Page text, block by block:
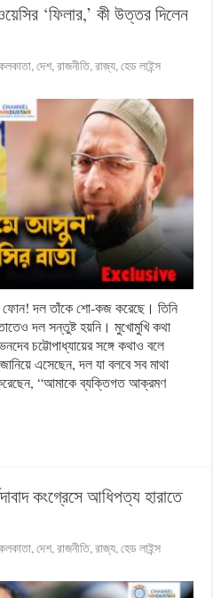
‘ফিলার,’ কী উত্তর দিলেন
,দেশ,রাজনীতি,রাজ্য,হেড লাইন্স
ফোন! দল তাঁকে শো-কজ করেছে। তিনি
দল সন্তুষ্ট হয়নি। মুখোমুখি কথা
চট্টোপাধ্যায়ের সঙ্গে কথাও বলে
এসেছেন, দল যা বলবে সব মাথা
“আমাকে ব্যক্তিগত আক্রমণ
কংগ্রেসে আধিপত্য হারাতে
,দেশ,রাজনীতি,রাজ্য,হেড লাইন্স